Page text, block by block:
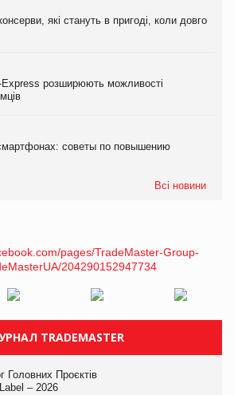
які стануть в пригоді, коли довго
розширюють можливості
советы по повышению
Всі новини
TRADEMASTER
Головних Проєктів
– 2026